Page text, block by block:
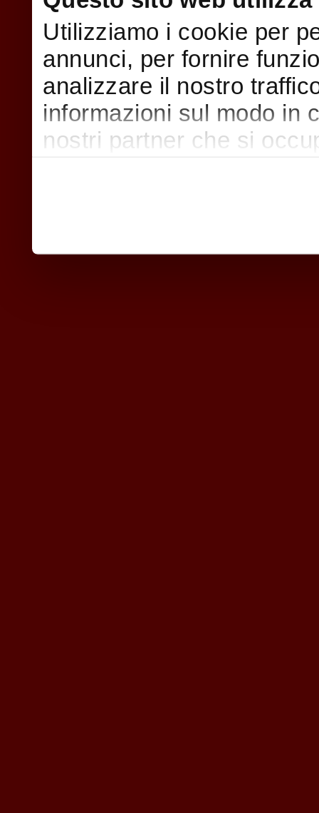
Utilizziamo i cookie per
annunci, per fornire
analizzare il nostro
informazioni sul modo in
nostri partner che si
nostri cookie se